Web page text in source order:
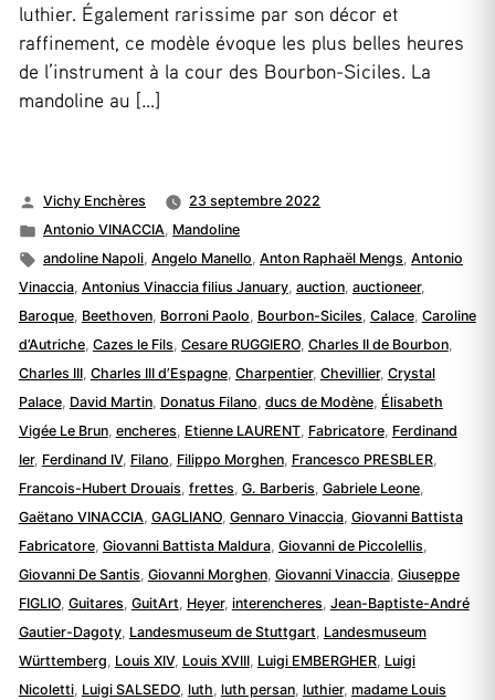
luthier. Également rarissime par son décor et
raffinement, ce modèle évoque les plus belles heures
de l’instrument à la cour des Bourbon-Siciles. La
mandoline au […]
Publié
par
Vichy Enchères
23 septembre 2022
Publié
dans
Antonio VINACCIA, Mandoline
Étiquettes :
andoline Napoli,Angelo Manello,Anton Raphaël Mengs,Antonio
Vinaccia, Antonius Vinaccia filius January, auction, auctioneer,
Baroque, Beethoven, Borroni Paolo, Bourbon-Siciles, Calace, Caroline
d’Autriche, Cazes le Fils, Cesare RUGGIERO, Charles II de Bourbon,
Charles III, Charles III d’Espagne, Charpentier, Chevillier, Crystal
Palace, David Martin, Donatus Filano, ducs de Modène, Élisabeth
Vigée Le Brun, encheres, Etienne LAURENT, Fabricatore, Ferdinand
Ier, Ferdinand IV, Filano, Filippo Morghen, Francesco PRESBLER,
Francois-Hubert Drouais, frettes, G. Barberis, Gabriele Leone,
Gaëtano VINACCIA, GAGLIANO, Gennaro Vinaccia, Giovanni Battista
Fabricatore, Giovanni Battista Maldura, Giovanni de Piccolellis,
Giovanni De Santis, Giovanni Morghen, Giovanni Vinaccia, Giuseppe
FIGLIO, Guitares, GuitArt, Heyer, interencheres, Jean-Baptiste-André
Gautier-Dagoty, Landesmuseum de Stuttgart, Landesmuseum
Württemberg, Louis XIV, Louis XVIII, Luigi EMBERGHER, Luigi
Nicoletti, Luigi SALSEDO, luth, luth persan, luthier, madame Louis